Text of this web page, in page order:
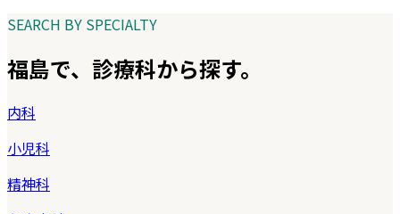
SEARCH BY SPECIALTY
福島で、診療科から探す。
内科
小児科
精神科